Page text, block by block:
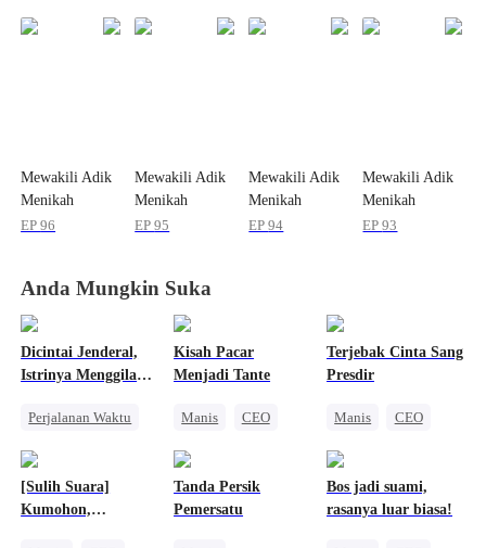
Mewakili Adik
Menikah
dengan Si
EP96
Mewakili Adik
Menikah
dengan Si
EP95
Mewakili Adik
Menikah
dengan Si
EP94
Mewakili Adik
Menikah
dengan Si
EP93
Anda Mungkin Suka
Dicintai Jenderal,
Istrinya Menggila
Perjalanan Waktu
Cinta Satu Malam
Kisah Pacar
Menjadi Tante
Manis
CEO
Terjebak Cinta Sang
Presdir
Manis
CEO
[Sulih Suara]
Kumohon,
Tanda Persik
Pemersatu
Bos jadi suami,
rasanya luar biasa!